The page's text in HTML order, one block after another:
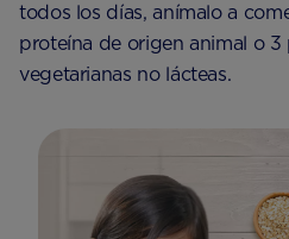
todos los días, anímalo a
proteína de origen animal o
vegetarianas no lácteas.